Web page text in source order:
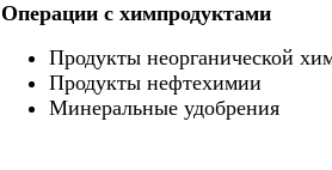
Операции c химпродуктами
Продукты неорганической
Продукты нефтехимии
Минеральные удобрения